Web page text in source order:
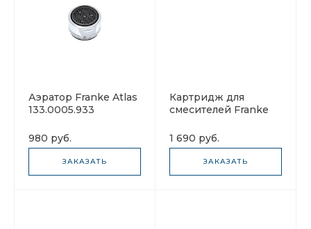
Аэратор Franke Atlas
133.0005.933
980 руб.
ЗАКАЗАТЬ
Картридж для
смесителей Franke
1 690 руб.
ЗАКАЗАТЬ